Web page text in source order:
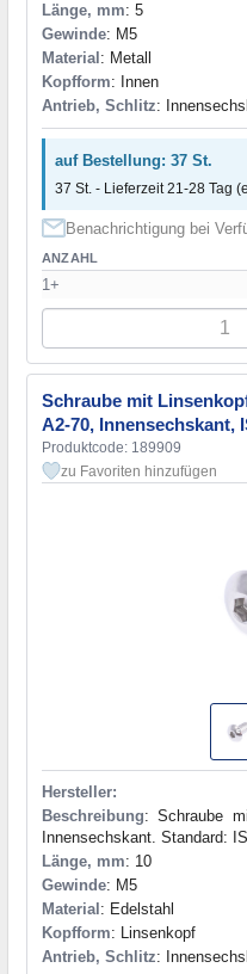
Länge, mm: 5
Gewinde: M5
Material : Metall
Kopfform: Innen
Antrieb, Schlitz:
auf Bestellung: 37 St.
37 St. - Lieferzeit 21-28 Tag
Benachrichtigung bei
ANZAHL
1+
Schraube mit
A2-70, Innensechskant,
Produktcode: 189909
zu Favoriten hinzufügen
Hersteller:
Beschreibung: Schraube
Innensechskant. Standard:
Länge, mm: 10
Gewinde: M5
Material : Edelstahl
Kopfform: Linsenkopf
Antrieb, Schlitz: